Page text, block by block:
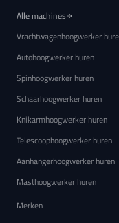
Alle machines
Vrachtwagenhoogwerker
Autohoogwerker huren
Spinhoogwerker huren
Schaarhoogwerker huren
Knikarmhoogwerker huren
Telescoophoogwerker huren
Aanhangerhoogwerker huren
Masthoogwerker huren
Merken